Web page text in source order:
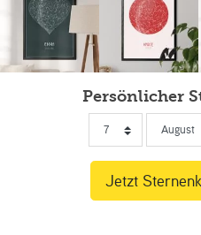
Persönlicher